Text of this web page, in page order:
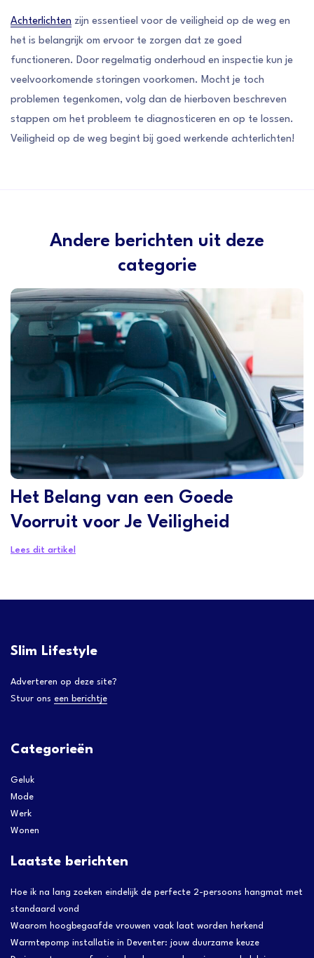
Achterlichten zijn essentieel voor de veiligheid op de weg en
het is belangrijk om ervoor te zorgen dat ze goed
functioneren. Door regelmatig onderhoud en inspectie kun je
veelvoorkomende storingen voorkomen. Mocht je toch
problemen tegenkomen, volg dan de hierboven beschreven
stappen om het probleem te diagnosticeren en op te lossen.
Veiligheid op de weg begint bij goed werkende achterlichten!
Andere berichten uit deze
categorie
Het Belang van een Goede
Voorruit voor Je Veiligheid
Lees dit artikel
Slim Lifestyle
Adverteren op deze site?
Stuur ons een berichtje
Categorieën
Geluk
Mode
Werk
Wonen
Laatste berichten
Hoe ik na lang zoeken eindelijk de perfecte 2-persoons hangmat met
standaard vond
Waarom hoogbegaafde vrouwen vaak laat worden herkend
Warmtepomp installatie in Deventer: jouw duurzame keuze